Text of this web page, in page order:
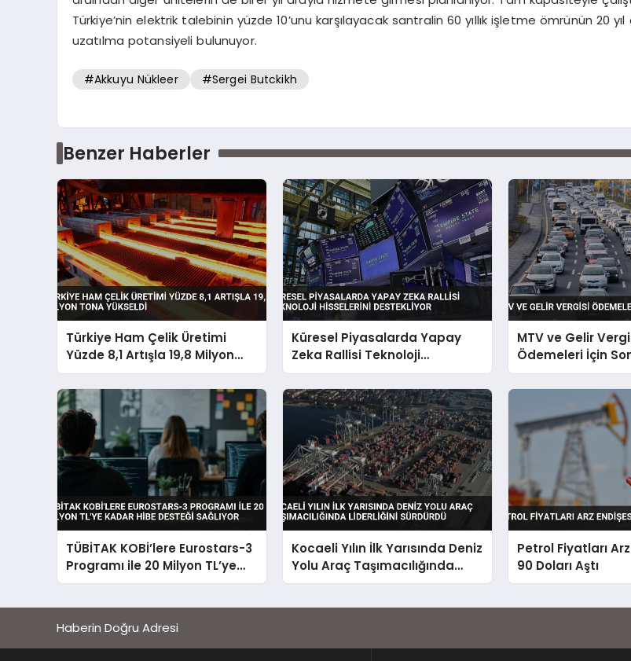
Türkiye’nin elektrik talebinin yüzde 10’unu karşılayacak santralin 60 yıllık işletme ömrünün 20
uzatılma potansiyeli bulunuyor.
#Akkuyu Nükleer #Sergei Butckikh
Benzer Haberler
Türkiye Ham Çelik Üretimi
Yüzde 8,1 Artışla 19,8 Milyon
Tona Yükseldi
Küresel Piyasalarda Yapay
Zeka Rallisi Teknoloji
Hisselerini Destekliyor
MTV ve Gelir
Ödemeleri İçin
TÜBİTAK KOBİ’lere Eurostars-3
Programı ile 20 Milyon TL’ye
Kadar Hibe Desteği Sağlıyor
Kocaeli Yılın İlk Yarısında Deniz
Yolu Araç Taşımacılığında
Liderliğini Sürdürdü
Petrol Fiyatları
90 Doları Aştı
Haberin Doğru Adresi